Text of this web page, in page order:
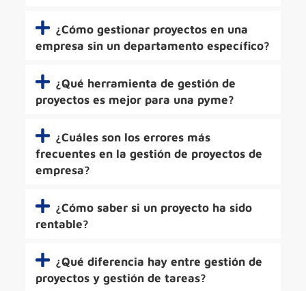
¿Cómo gestionar proyectos en una
empresa sin un departamento específico?
¿Qué herramienta de gestión de
proyectos es mejor para una pyme?
¿Cuáles son los errores más
frecuentes en la gestión de proyectos de
empresa?
¿Cómo saber si un proyecto ha sido
rentable?
¿Qué diferencia hay entre gestión de
proyectos y gestión de tareas?